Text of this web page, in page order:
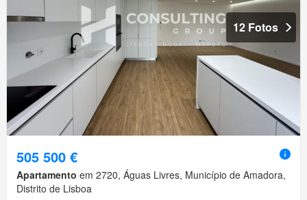
12 Fotos
505 500 €
Apartamento em 2720, Águas Livres, Município de Amadora,
Distrito de Lisboa